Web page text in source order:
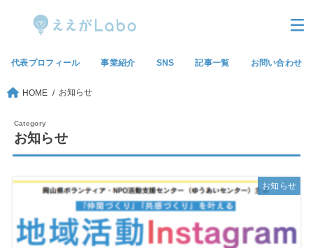
代表プロフィール 事業紹介 SNS 記事一覧 お問い合わせ
HOME お知らせ
お知らせ
お知らせ